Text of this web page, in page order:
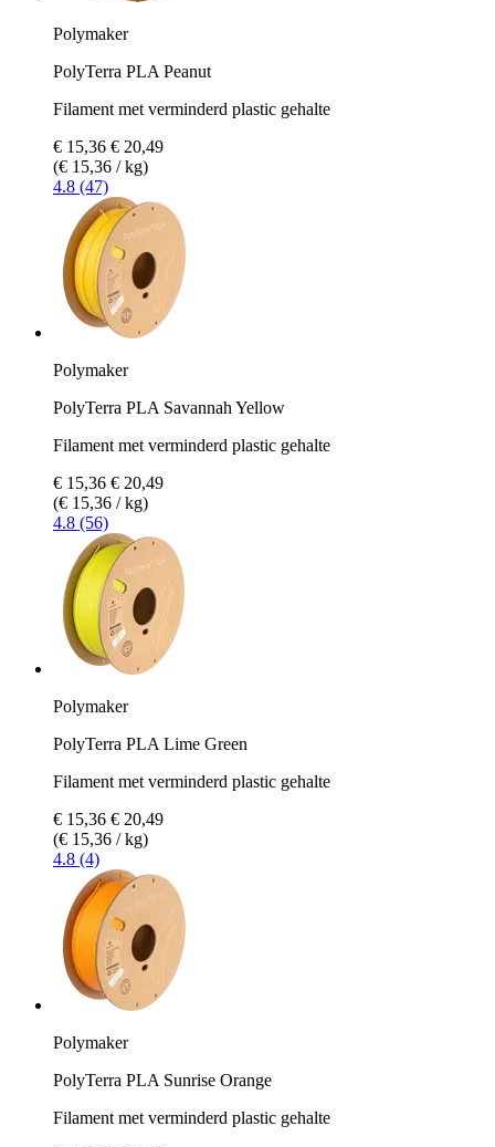
Polymaker
PolyTerra PLA Peanut
Filament met verminderd plastic gehalte
€ 15,36 € 20,49
(€ 15,36 / kg)
4.8 (47)
Polymaker
PolyTerra PLA Savannah Yellow
Filament met verminderd plastic gehalte
€ 15,36 € 20,49
(€ 15,36 / kg)
4.8 (56)
Polymaker
PolyTerra PLA Lime Green
Filament met verminderd plastic gehalte
€ 15,36 € 20,49
(€ 15,36 / kg)
4.8 (4)
Polymaker
PolyTerra PLA Sunrise Orange
Filament met verminderd plastic gehalte